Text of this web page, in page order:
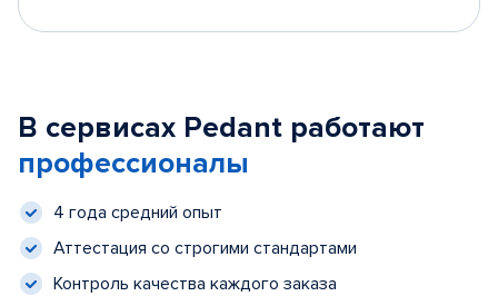
В сервисах Pedant работают
профессионалы
4 года средний опыт
Аттестация со строгими стандартами
Контроль качества каждого заказа